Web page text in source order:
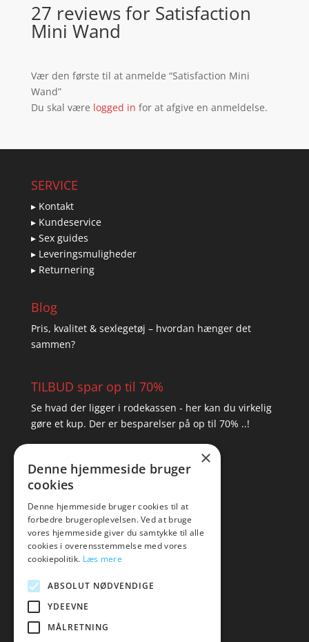
27 reviews for Satisfaction
Mini Wand
Vær den første til at anmelde “Satisfaction Mini
Wand”
Du skal være logged in for at afgive en anmeldelse.
SERVICE
▸ Kontakt
▸ Kundeservice
▸ Sex guides
▸ Leveringsmuligheder
▸ Returnering
Blog
Pris, kvalitet & sexlegetøj – hvordan hænger det
sammen?
TILBUD spar op til 70%
Se hvad der ligger i rodekassen - her kan du virkelig
gøre et kup. Der er besparelser på op til 70% ..!
Tlf: 7876 8672
Mail: hej@amare.dk
×
Denne hjemmeside bruger
cookies
Denne hjemmeside bruger cookies til at
forbedre brugeroplevelsen. Ved at bruge
vores hjemmeside giver du samtykke til alle
cookies i overensstemmelse med vores
cookiepolitik. Læs mere
ABSOLUT NØDVENDIGE
YDEEVNE
MÅLRETNING